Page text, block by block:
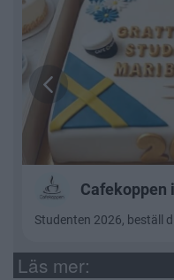
Läs mer: